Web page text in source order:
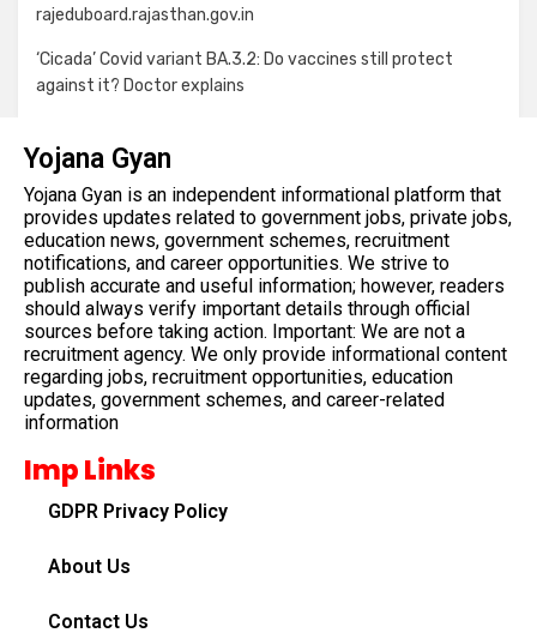
rajeduboard.rajasthan.gov.in
‘Cicada’ Covid variant BA.3.2: Do vaccines still protect
against it? Doctor explains
Yojana Gyan
Yojana Gyan is an independent informational platform that
provides updates related to government jobs, private jobs,
education news, government schemes, recruitment
notifications, and career opportunities. We strive to
publish accurate and useful information; however, readers
should always verify important details through official
sources before taking action. Important: We are not a
recruitment agency. We only provide informational content
regarding jobs, recruitment opportunities, education
updates, government schemes, and career-related
information
Imp Links
GDPR Privacy Policy
About Us
Contact Us